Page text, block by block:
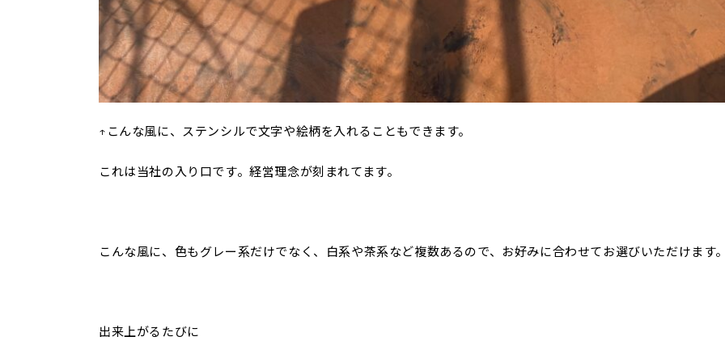
↑こんな風に、ステンシルで文字や絵柄を入れることもできます。
これは当社の入り口です。経営理念が刻まれてます。
こんな風に、色もグレー系だけでなく、白系や茶系など複数あるので、お好みに合わせてお選びいただけます
出来上がるたびに